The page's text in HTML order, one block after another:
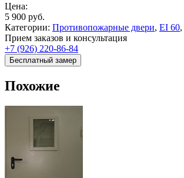
Цена:
5 900 руб.
Категории: Противопожарные двери, EI 60,
Прием заказов и консультация
+7 (926) 220-86-84
Бесплатный замер
Похожие